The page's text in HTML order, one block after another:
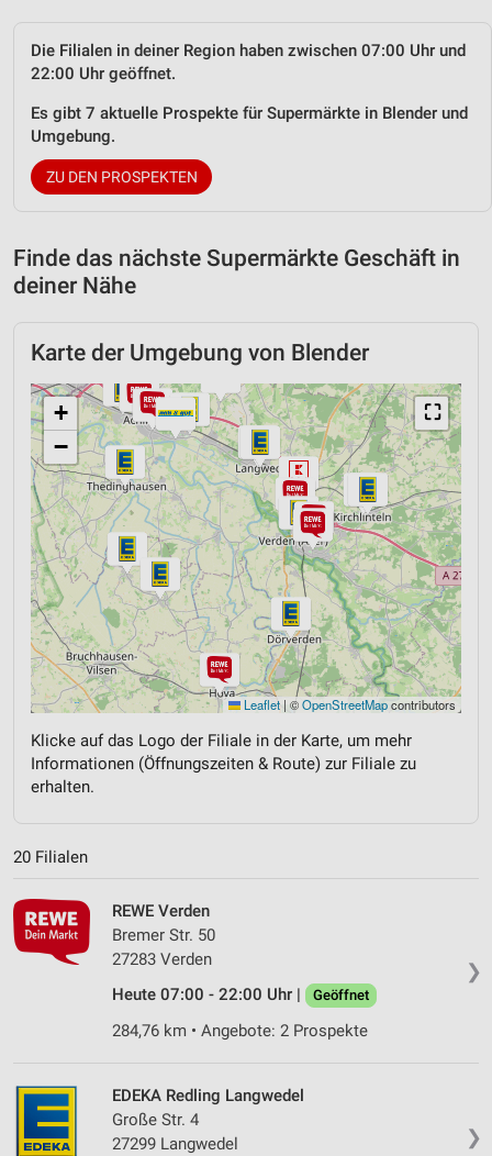
Die Filialen in deiner Region haben zwischen 07:00 Uhr und
22:00 Uhr geöffnet.
Es gibt 7 aktuelle Prospekte für Supermärkte in Blender und
Umgebung.
ZU DEN PROSPEKTEN
Finde das nächste Supermärkte Geschäft in
deiner Nähe
Karte der Umgebung von Blender
⛶
+
−
Leaflet | ©OpenStreetMapcontributors
Klicke auf das Logo der Filiale in der Karte, um mehr
Informationen (Öffnungszeiten & Route) zur Filiale zu
erhalten.
20 Filialen
❯
REWE Verden
Bremer Str. 50
27283 Verden
Heute 07:00 - 22:00 Uhr |
Geöffnet
284,76 km • Angebote: 2 Prospekte
❯
EDEKA Redling Langwedel
Große Str. 4
27299 Langwedel